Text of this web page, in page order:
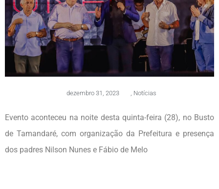
dezembro 31, 2023 Notícias
Evento aconteceu na noite desta quinta-feira (28), no Busto
de Tamandaré, com organização da Prefeitura e presença
dos padres Nilson Nunes e Fábio de Melo